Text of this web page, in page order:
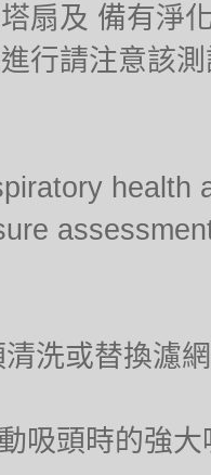
扇及 備有淨
行請注意該
health
洗或替換濾
吸頭時的強